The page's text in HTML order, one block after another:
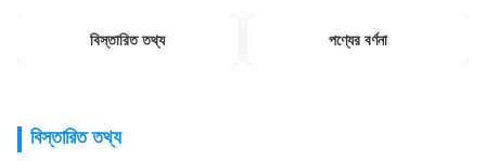
বিস্তারিত তথ্য পণ্যের বর্ণনা
বিস্তারিত তথ্য